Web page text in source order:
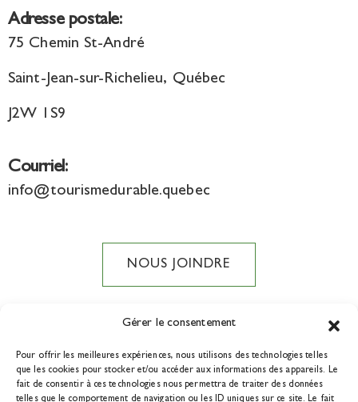
Gérer le consentement
Pour offrir les meilleures expériences, nous utilisons des technologies telles
que les cookies pour stocker et/ou accéder aux informations des appareils. Le
fait de consentir à ces technologies nous permettra de traiter des données
telles que le comportement de navigation ou les ID uniques sur ce site. Le fait
Adresse postale:
75 Chemin St-André
Saint-Jean-sur-Richelieu, Québec
J2W 1S9
Courriel:
info@tourismedurable.quebec
NOUS JOINDRE
DEVENIR MEMBRE